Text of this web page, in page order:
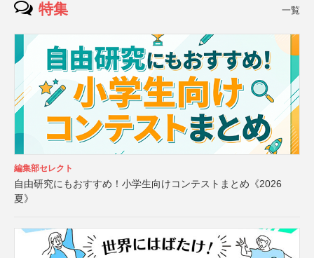
特集 一覧
編集部セレクト
自由研究にもおすすめ！小学生向けコンテストまとめ《2026
夏》